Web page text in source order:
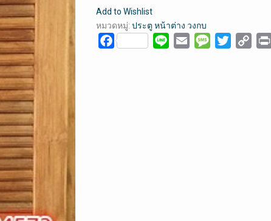
สัก
ลาย
บานเกล็ด
Add to Wishlist
หมวดหมู่: ประตู หน้าต่าง วงกบ
Facebook Line Email MessageTwitterCopy